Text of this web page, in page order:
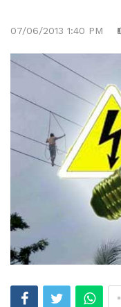
07/06/2013 1:40 PM